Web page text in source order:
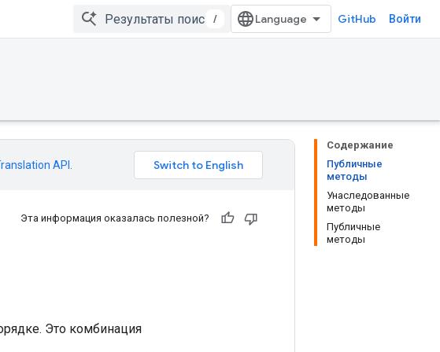
/ GitHub Войти
Содержание
Публичные
методы
Унаследованные
методы
Публичные
методы
API
Эта информация оказалась полезной?
Это комбинация